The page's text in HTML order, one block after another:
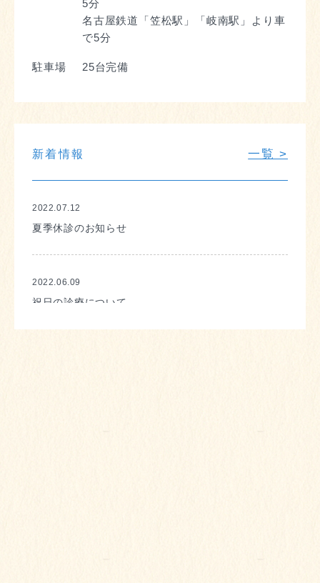
5分
名古屋鉄道「笠松駅」「岐南駅」より車
で5分
駐車場 25台完備
新着情報 一覧 >
2022.07.12
夏季休診のお知らせ
2022.06.09
祝日の診療について